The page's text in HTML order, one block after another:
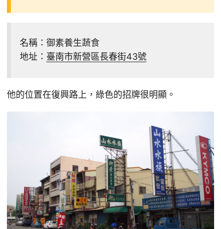
名稱：御素養生蔬食
地址： 臺南市新營區長春街43號
他的位置在復興路上，綠色的招牌很明顯。